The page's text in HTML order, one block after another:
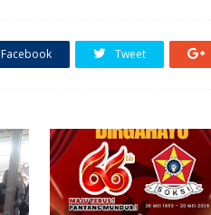
Facebook Tweet